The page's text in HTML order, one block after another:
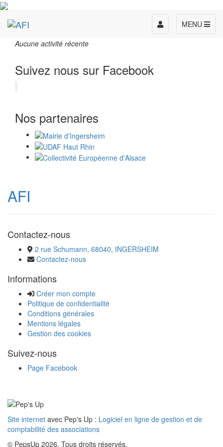
MENU
Toggle
navigation
Aucune activité récente
Suivez nous sur Facebook
Nos partenaires
AFI
Contactez-nous
2 rue Schumann, 68040, INGERSHEIM
Contactez-nous
Informations
Créer mon compte
Politique de confidentialité
Conditions générales
Mentions légales
Gestion des cookies
Suivez-nous
Page Facebook
Site internet avec Pep's Up : Logiciel en ligne de gestion et de
comptabilité des associations
© PepsUp 2026. Tous droits réservés.